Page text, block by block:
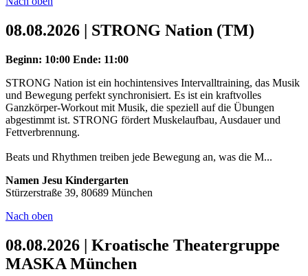
08.08.2026 | STRONG Nation (TM)
Beginn: 10:00 Ende: 11:00
STRONG Nation ist ein hochintensives Intervalltraining, das Musik
und Bewegung perfekt synchronisiert. Es ist ein kraftvolles
Ganzkörper-Workout mit Musik, die speziell auf die Übungen
abgestimmt ist. STRONG fördert Muskelaufbau, Ausdauer und
Fettverbrennung.
Beats und Rhythmen treiben jede Bewegung an, was die M...
Namen Jesu Kindergarten
Stürzerstraße 39, 80689 München
Nach oben
08.08.2026 | Kroatische Theatergruppe
MASKA München